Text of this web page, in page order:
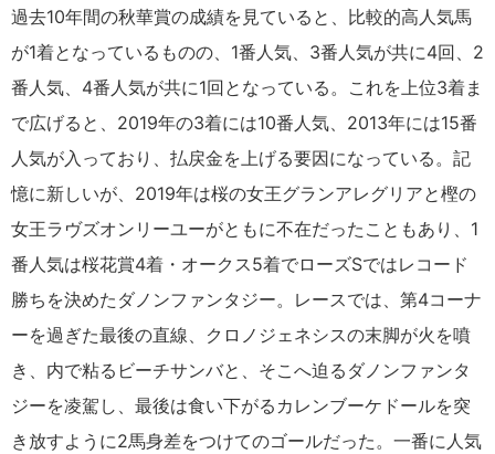
過去10年間の秋華賞の成績を見ていると、比較的高人気馬
が1着となっているものの、1番人気、3番人気が共に4回、2
番人気、4番人気が共に1回となっている。これを上位3着ま
で広げると、2019年の3着には10番人気、2013年には15番
人気が入っており、払戻金を上げる要因になっている。記
憶に新しいが、2019年は桜の女王グランアレグリアと樫の
女王ラヴズオンリーユーがともに不在だったこともあり、1
番人気は桜花賞4着・オークス5着でローズSではレコード
勝ちを決めたダノンファンタジー。レースでは、第4コーナ
ーを過ぎた最後の直線、クロノジェネシスの末脚が火を噴
き、内で粘るビーチサンバと、そこへ迫るダノンファンタ
ジーを凌駕し、最後は食い下がるカレンブーケドールを突
き放すように2馬身差をつけてのゴールだった。一番に人気